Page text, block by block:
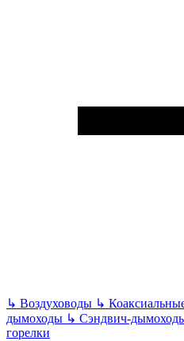
↳ Воздуховоды ↳
дымоходы ↳ Сэндвич-
горелки